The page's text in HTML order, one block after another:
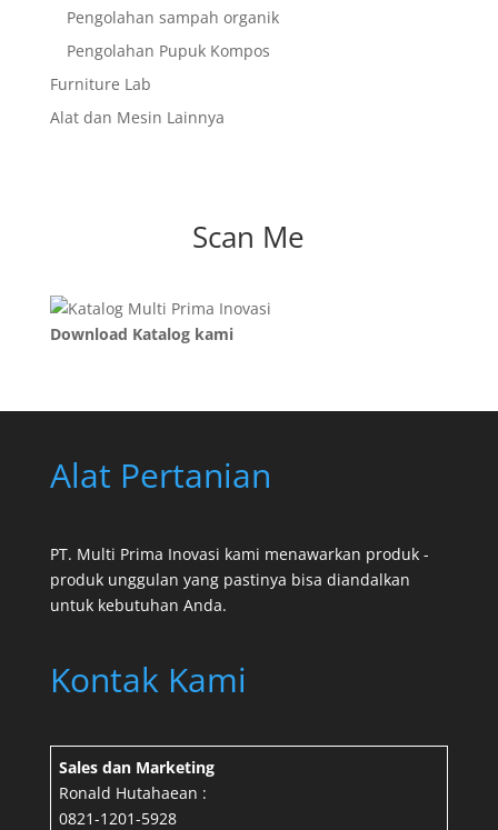
Pengolahan sampah organik
Pengolahan Pupuk Kompos
Furniture Lab
Alat dan Mesin Lainnya
Scan Me
Download Katalog kami
Alat Pertanian
PT. Multi Prima Inovasi kami menawarkan produk -
produk unggulan yang pastinya bisa diandalkan
untuk kebutuhan Anda.
Kontak Kami
Sales dan Marketing
Ronald Hutahaean :
0821-1201-5928